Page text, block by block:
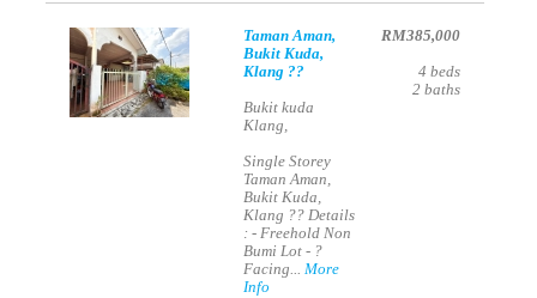
Taman Aman,
Bukit Kuda,
Klang ??
Bukit kuda
Klang,
Single Storey
Taman Aman,
Bukit Kuda,
Klang ?? Details
: - Freehold Non
Bumi Lot - ?
Facing...More
Info
RM385,000
4 beds
2 baths